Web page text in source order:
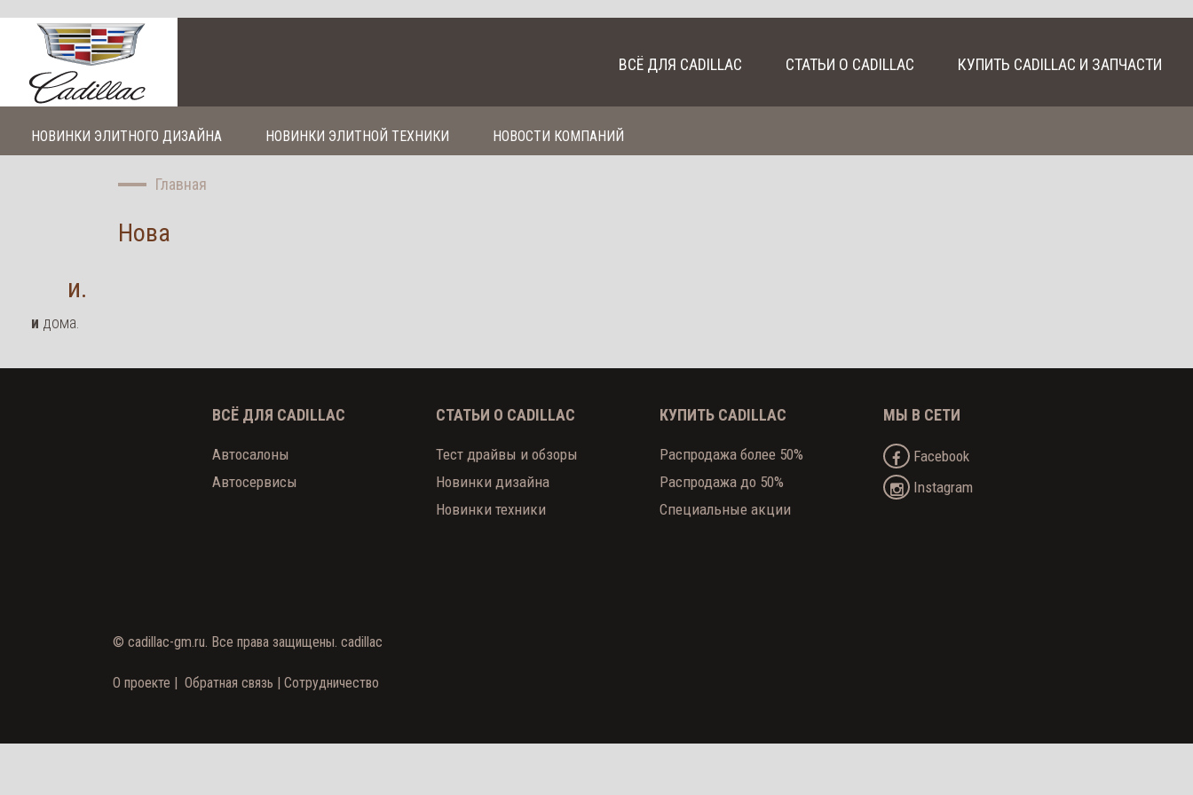
ВСЁ ДЛЯ CADILLAC СТАТЬИ О CADILLAC КУПИТЬ CADILLAC И ЗАПЧАСТИ
НОВИНКИ ЭЛИТНОГО ДИЗАЙНА НОВИНКИ ЭЛИТНОЙ ТЕХНИКИ НОВОСТИ КОМПАНИЙ
Главная
Нова
и.
и дома.
ВСЁ ДЛЯ CADILLAC
Автосалоны
Автосервисы
СТАТЬИ О CADILLAC
Тест драйвы и обзоры
Новинки дизайна
Новинки техники
КУПИТЬ CADILLAC
Распродажа более 50%
Распродажа до 50%
Специальные акции
МЫ В СЕТИ
Facebook
Instagram
© cadillac-gm.ru. Все права защищены. cadillac
О проекте | Обратная связь | Сотрудничество